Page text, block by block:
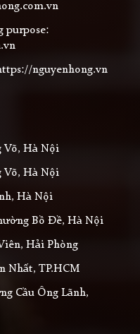
purpose:
nguyenhong.vn
Võ, Hà Nội
Võ, Hà Nội
Hà Nội
Bồ Đề, Hà Nội
Hải Phòng
Nhất, TP.HCM
Cầu Ông Lãnh,